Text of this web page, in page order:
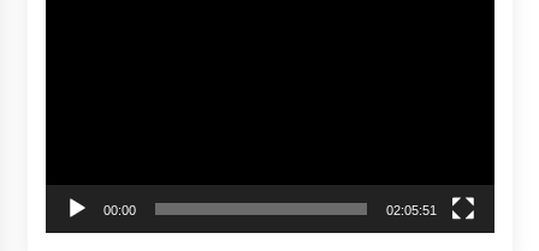
00:00 02:05:51